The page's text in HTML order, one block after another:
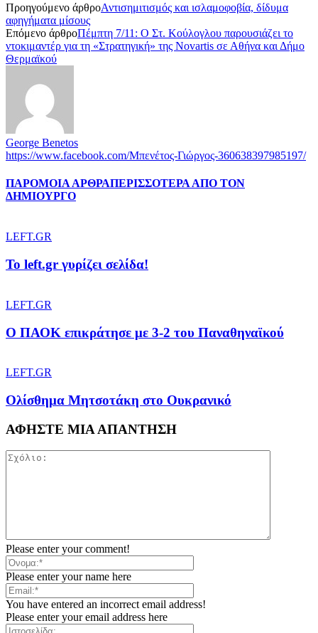
Προηγούμενο άρθροΑντισημιτισμός και ισλαμοφοβία, δίδυμα
αφηγήματα μίσους
Επόμενο άρθροΠέμπτη 7/11: Ο Στ. Κούλογλου παρουσιάζει το
ντοκιμαντέρ για τη «Στρατηγική» της Novartis σε Αθήνα και Δήμο
Θερμαϊκού
George Benetos
https://www.facebook.com/Μπενέτος-Γιώργος-360638397985197/
ΠΑΡΟΜΟΙΑ ΑΡΘΡΑΠΕΡΙΣΣΟΤΕΡΑ ΑΠΟ ΤΟΝ
ΔΗΜΙΟΥΡΓΟ
LEFT.GR
To left.gr γυρίζει σελίδα!
LEFT.GR
Ο ΠΑΟΚ επικράτησε με 3-2 του Παναθηναϊκού
LEFT.GR
Ολίσθημα Μητσοτάκη στο Ουκρανικό
ΑΦΗΣΤΕ ΜΙΑ ΑΠΑΝΤΗΣΗ
Please enter your comment!
Please enter your name here
You have entered an incorrect email address!
Please enter your email address here